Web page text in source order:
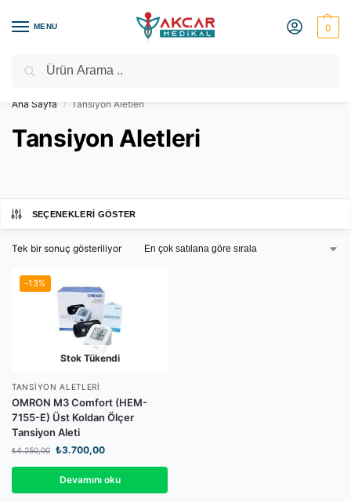
MENU 0
Medikal Market – Medikal Ürünler
Ana Sayfa / Tansiyon Aletleri
Tansiyon Aletleri
SEÇENEKLERI GÖSTER
Tek bir sonuç gösteriliyor
-13%
Stok Tükendi
TANSIYON ALETLERI
OMRON M3 Comfort (HEM-
7155-E) Üst Koldan Ölçer
Tansiyon Aleti
₺4.250,00 ₺3.700,00
Devamını oku